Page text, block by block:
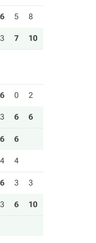
6 5 8
3 7 10
6 0 2
3 6 6
6 6
4 4
6 3 3
3 6 10